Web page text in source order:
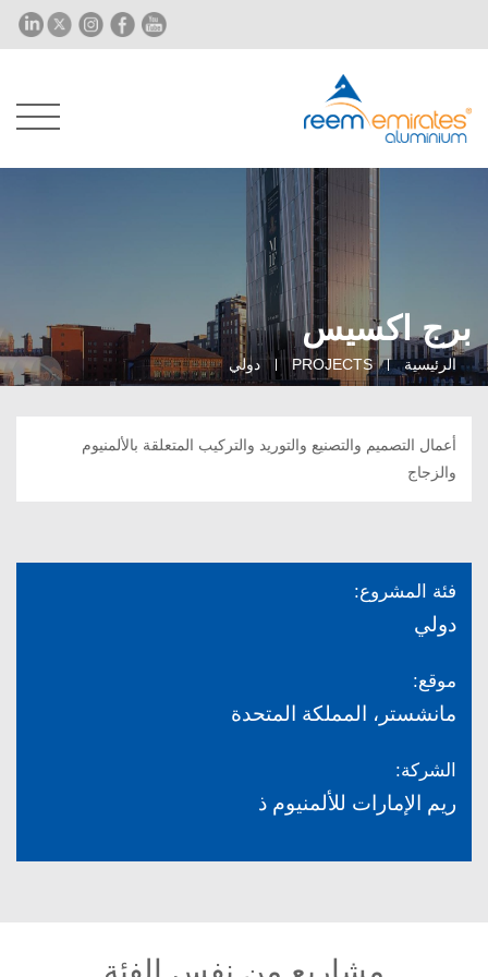
برج اكسيس
الرئيسية PROJECTS دولي
أعمال التصميم والتصنيع والتوريد والتركيب المتعلقة بالألمنيوم
والزجاج
فئة المشروع:
دولي
موقع:
مانشستر، المملكة المتحدة
الشركة:
ريم الإمارات للألمنيوم ذ